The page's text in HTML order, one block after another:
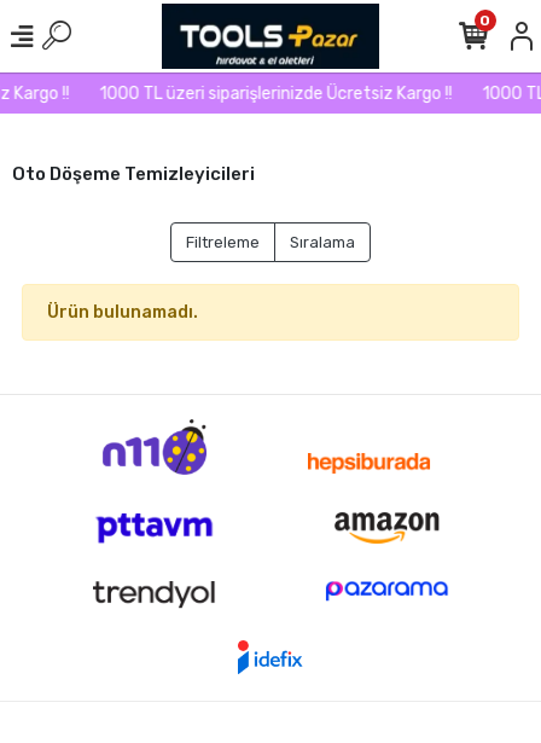
Kargo !! 1000 TL üzeri siparişlerinizde Ücretsiz Kargo !! 1000
0
Oto Döşeme Temizleyicileri
Filtreleme Sıralama
Ürün bulunamadı.